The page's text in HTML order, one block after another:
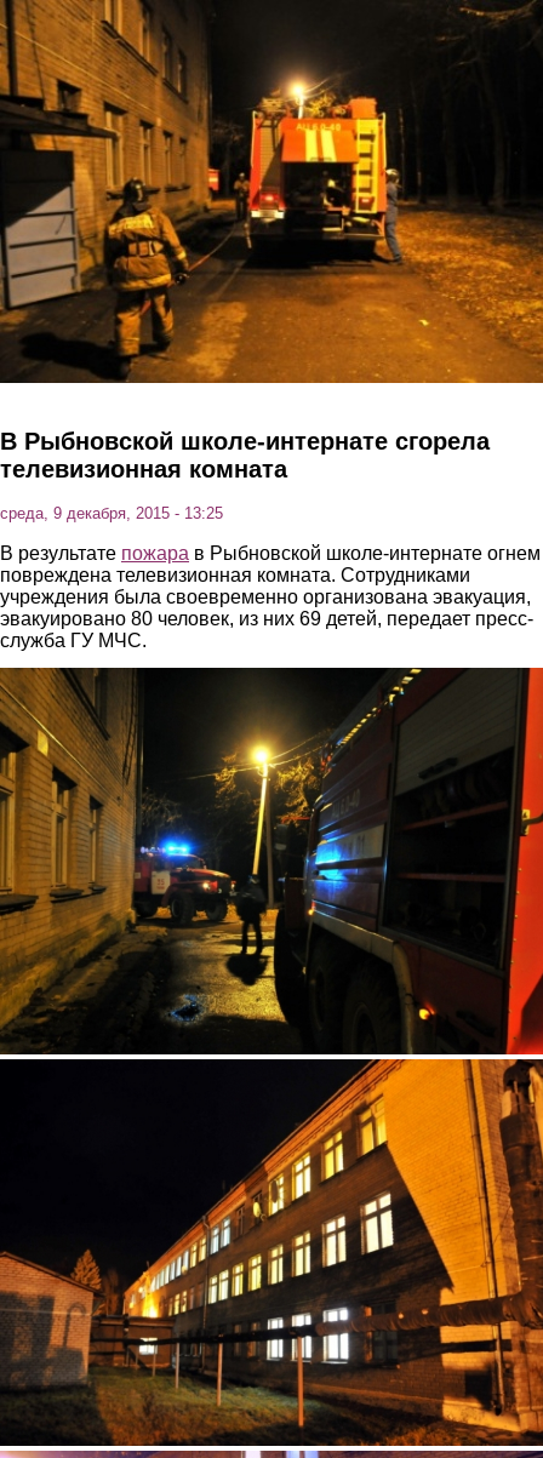
Перейти к основному содержанию
В Рыбновской школе-интернате сгорела
телевизионная комната
среда, 9 декабря, 2015 - 13:25
В результате пожара в Рыбновской школе-интернате огнем
повреждена телевизионная комната. Сотрудниками
учреждения была своевременно организована эвакуация,
эвакуировано 80 человек, из них 69 детей, передает пресс-
служба ГУ МЧС.
2.jpg